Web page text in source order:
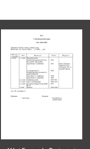
TANÁCSKÖZTÁRSASÁG
SZERVEI, 1952–1991
VÁROSI ÉS KÖZSÉGI